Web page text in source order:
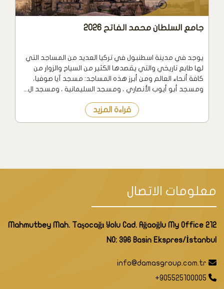
جامع السلطان محمد الفاتح 2026
يوجد في مدينة اسطنبول في تركيا العديد من المساجد التي
لها طابع تاريخي والتي يقصدها الكثير من السياح والزوار من
كافة أنحاء العالم ومن أبرز هذه المساجد: مسجد آيا صوفيا،
ومسجد أبو أيوب الأنصاري ، ومسجد السليمانية ، ومسجد ال...
قراءة المزيد
معلومات الاتصال
Mahmutbey Mah. Taşocağı Yolu Cad. Ağaoğlu My Office 212
NO: 396 Basin Ekspres/İstanbul
info@damasgroup.com.tr
+905525100005